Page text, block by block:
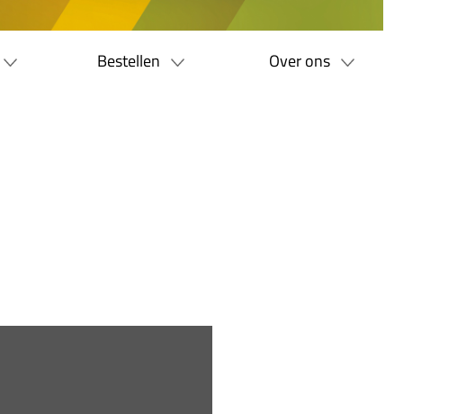
Bestellen Over ons